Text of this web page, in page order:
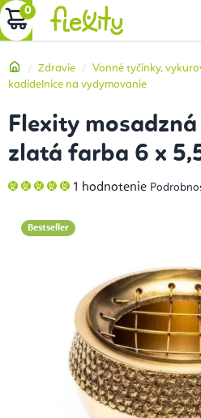
Prejsť
na
NÁKUPNÝ
Domov
Zdravie Vonné tyčinky,
kadidelnice na vydymovanie
Flexity
zlatá farba 6 x
Priemerné
hodnotenie
5,0
z
1 hodnotenie
Bestseller